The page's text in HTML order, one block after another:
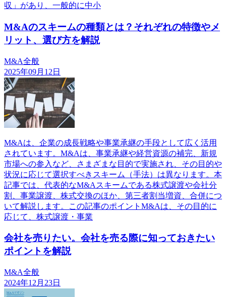
収」があり、一般的に中小
M&Aのスキームの種類とは？それぞれの特徴やメ
リット、選び方を解説
M&A全般
2025年09月12日
M&Aは、企業の成長戦略や事業承継の手段として広く活用
されています。M&Aは、事業承継や経営資源の補完、新規
市場への参入など、さまざまな目的で実施され、その目的や
状況に応じて選択すべきスキーム（手法）は異なります。本
記事では、代表的なM&Aスキームである株式譲渡や会社分
割、事業譲渡、株式交換のほか、第三者割当増資、合併につ
いて解説します。この記事のポイントM&Aは、その目的に
応じて、株式譲渡・事業
会社を売りたい。会社を売る際に知っておきたい
ポイントを解説
M&A全般
2024年12月23日